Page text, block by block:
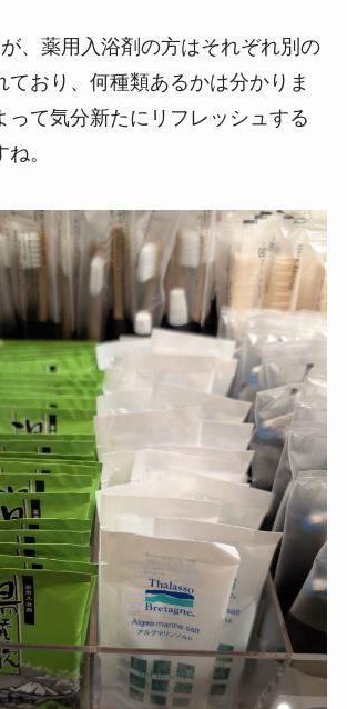
、薬用入浴剤の方はそれぞれ別の
ており、何種類あるかは分かりま
って気分新たにリフレッシュする
。